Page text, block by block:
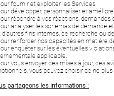
fournir et exploiter les Services
développer, personnaliser et
répondre à vos réactions, demandes
analyser les schémas de demande
fins internes, de recherche ou
renforcer nos capacités en matière
enquêter sur les éventuelles
applicable.
vous envoyer des mises à jour, des
vous pouvez choisir de ne
partageons les informations :